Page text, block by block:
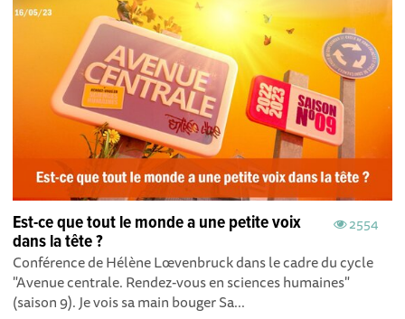
2554
Est-ce que tout le monde a une petite voix
dans la tête ?
Conférence de Hélène Lœvenbruck dans le cadre du cycle
"Avenue centrale. Rendez-vous en sciences humaines"
(saison 9). Je vois sa main bouger Sa...